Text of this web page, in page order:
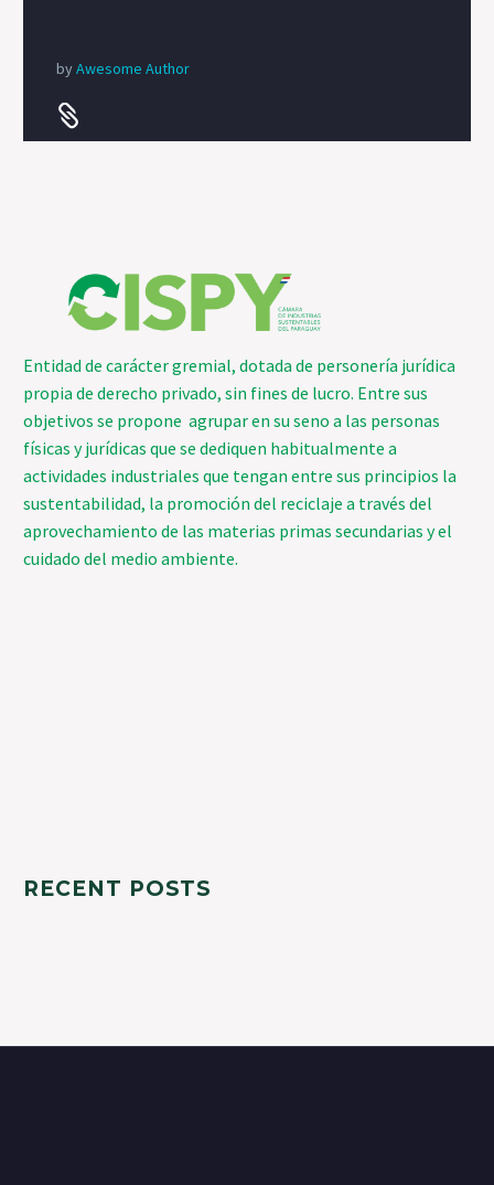
byAwesome Author


Entidad de carácter gremial, dotada de personería jurídica
propia de derecho privado, sin fines de lucro. Entre sus
objetivos se propone agrupar en su seno a las personas
físicas y jurídicas que se dediquen habitualmente a
actividades industriales que tengan entre sus principios la
sustentabilidad, la promoción del reciclaje a través del
aprovechamiento de las materias primas secundarias y el
cuidado del medio ambiente.
RECENT POSTS